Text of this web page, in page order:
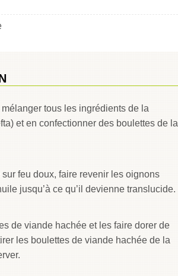
tous les ingrédients de la
et en confectionner des boulettes de la
feu doux, faire revenir les oignons
jusqu’à ce qu’il devienne translucide.
de viande hachée et les faire dorer de
les boulettes de viande hachée de la